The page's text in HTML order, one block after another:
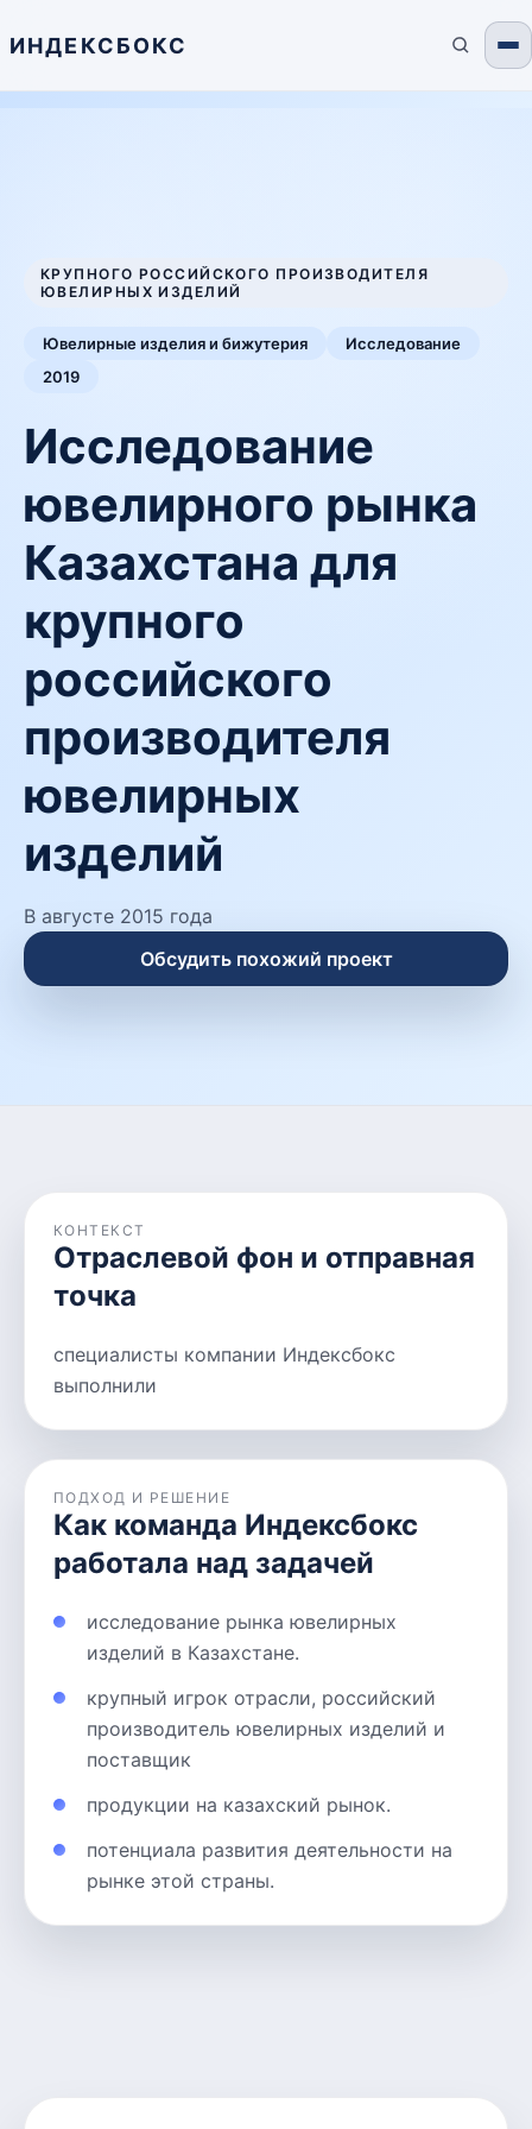
ИНДЕКСБОКС
КРУПНОГО РОССИЙСКОГО ПРОИЗВОДИТЕЛЯ
ЮВЕЛИРНЫХ ИЗДЕЛИЙ
Ювелирные изделия и бижутерия
Исследование
2019
Исследование
ювелирного рынка
Казахстана для
крупного
российского
производителя
ювелирных
изделий
В августе 2015 года
Обсудить похожий проект
КОНТЕКСТ
Отраслевой фон и отправная
точка
специалисты компании Индексбокс
выполнили
ПОДХОД И РЕШЕНИЕ
Как команда Индексбокс
работала над задачей
исследование рынка ювелирных
изделий в Казахстане.
крупный игрок отрасли, российский
производитель ювелирных изделий и
поставщик
продукции на казахский рынок.
потенциала развития деятельности на
рынке этой страны.